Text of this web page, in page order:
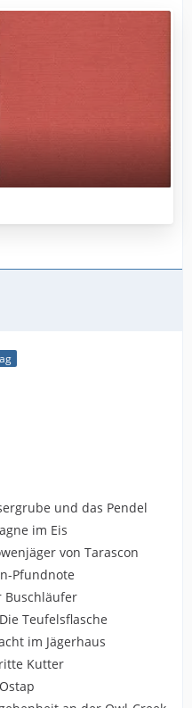
und das Pendel
im Eis
von Tarascon
Pfundnote
Buschläufer
Teufelsflasche
im Jägerhaus
Kutter